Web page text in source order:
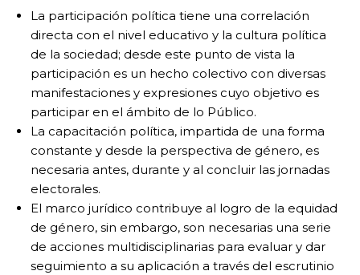
La participación política tiene una correlación
directa con el nivel educativo y la cultura política
de la sociedad; desde este punto de vista la
participación es un hecho colectivo con diversas
manifestaciones y expresiones cuyo objetivo es
participar en el ámbito de lo Público.
La capacitación política, impartida de una forma
constante y desde la perspectiva de género, es
necesaria antes, durante y al concluir las jornadas
electorales.
El marco jurídico contribuye al logro de la equidad
de género, sin embargo, son necesarias una serie
de acciones multidisciplinarias para evaluar y dar
seguimiento a su aplicación a través del escrutinio